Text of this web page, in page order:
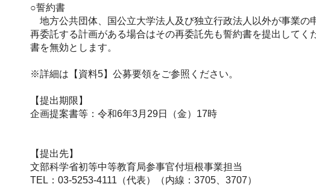
○誓約書
地方公共団体、国公立大学法人及び独立行政法人以外が事業の
再委託する計画がある場合はその再委託先も誓約書を提出して
書を無効とします。
※詳細は【資料5】公募要領をご参照ください。
【提出期限】
企画提案書等：令和6年3月29日（金）17時
【提出先】
文部科学省初等中等教育局参事官付垣根事業担当
TEL：03-5253-4111（代表）（内線：3705、3707）